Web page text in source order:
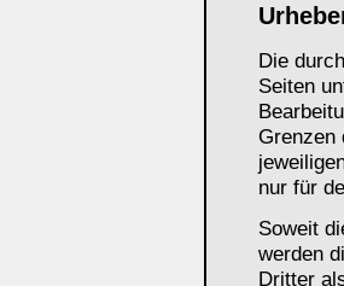
Die
Seiten
Grenzen
nur für
Soweit
werden
Dritter